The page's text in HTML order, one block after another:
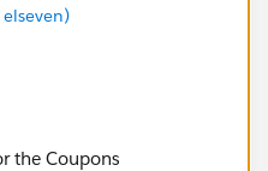
the Coupons